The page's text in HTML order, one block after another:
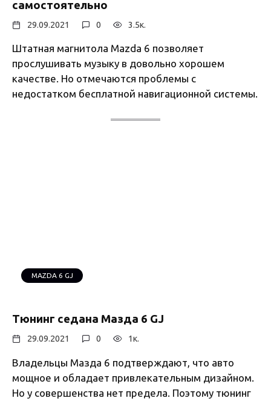
самостоятельно
29.09.2021 0 3.5к.
Штатная магнитола Mazda 6 позволяет
прослушивать музыку в довольно хорошем
качестве. Но отмечаются проблемы с
недостатком бесплатной навигационной системы.
MAZDA 6 GJ
Тюнинг седана Мазда 6 GJ
29.09.2021 0 1к.
Владельцы Мазда 6 подтверждают, что авто
мощное и обладает привлекательным дизайном.
Но у совершенства нет предела. Поэтому тюнинг